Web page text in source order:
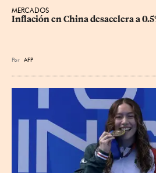
MERCADOS
Inflación en China desacelera a
Por AFP